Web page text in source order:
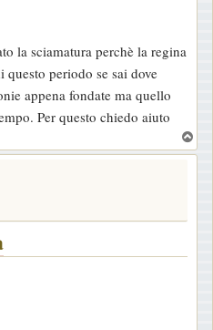
la sciamatura perchè la regina
periodo se sai dove
appena fondate ma quello
Per questo chiedo aiuto
o